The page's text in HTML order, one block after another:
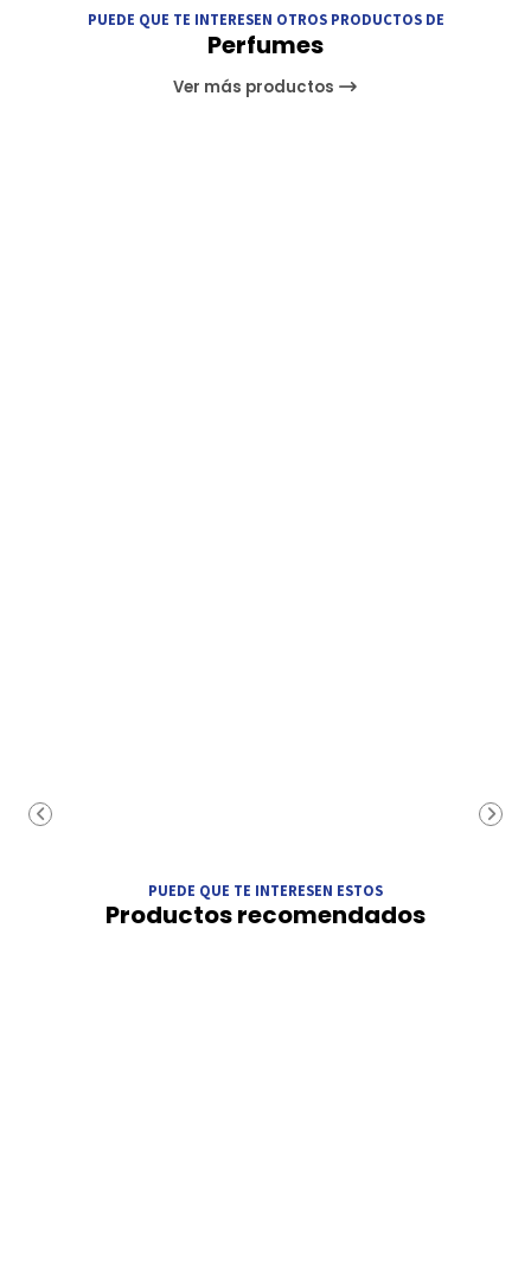
PUEDE QUE TE INTERESEN OTROS PRODUCTOS DE
Perfumes
Ver más productos
PUEDE QUE TE INTERESEN ESTOS
Productos recomendados